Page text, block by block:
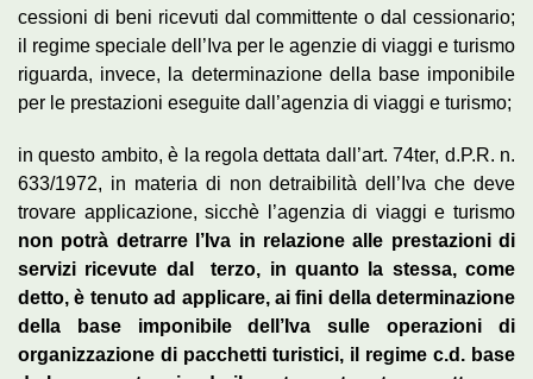
cessioni di beni ricevuti dal committente o dal cessionario;
il regime speciale dell’Iva per le agenzie di viaggi e turismo
riguarda, invece, la determinazione della base imponibile
per le prestazioni eseguite dall’agenzia di viaggi e turismo;
in questo ambito, è la regola dettata dall’art. 74ter, d.P.R. n.
633/1972, in materia di non detraibilità dell’Iva che deve
trovare applicazione, sicchè l’agenzia di viaggi e turismo
non potrà detrarre l’Iva in relazione alle prestazioni di
servizi ricevute dal terzo, in quanto la stessa, come
detto, è tenuto ad applicare, ai fini della determinazione
della base imponibile dell’Iva sulle operazioni di
organizzazione di pacchetti turistici, il regime c.d. base